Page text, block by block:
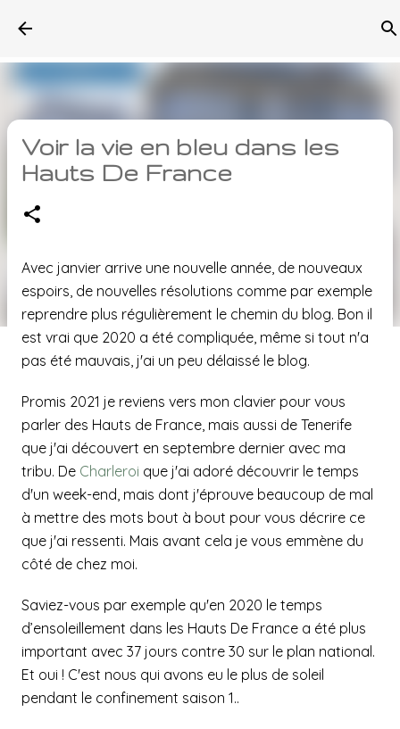
Voir la vie en bleu dans les
Hauts De France
Avec janvier arrive une nouvelle année, de nouveaux
espoirs, de nouvelles résolutions comme par exemple
reprendre plus régulièrement le chemin du blog. Bon il
est vrai que 2020 a été compliquée, même si tout n'a
pas été mauvais, j'ai un peu délaissé le blog.
Promis 2021 je reviens vers mon clavier pour vous
parler des Hauts de France, mais aussi de Tenerife
que j'ai découvert en septembre dernier avec ma
tribu. De Charleroi que j'ai adoré découvrir le temps
d'un week-end, mais dont j'éprouve beaucoup de mal
à mettre des mots bout à bout pour vous décrire ce
que j'ai ressenti. Mais avant cela je vous emmène du
côté de chez moi.
Saviez-vous par exemple qu'en 2020 le temps
d’ensoleillement dans les Hauts De France a été plus
important avec 37 jours contre 30 sur le plan national.
Et oui ! C'est nous qui avons eu le plus de soleil
pendant le confinement saison 1..